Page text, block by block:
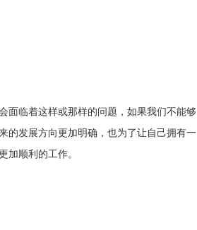
面临着这样或那样的问题，如果我们不能够
的发展方向更加明确，也为了让自己拥有一
加顺利的工作。